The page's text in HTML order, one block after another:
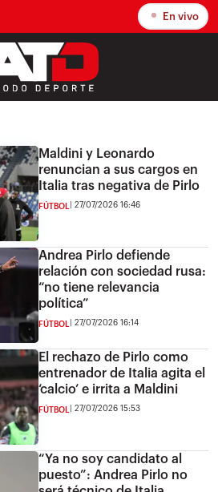
En vivo
Maldini y Leonardo
renuncian a sus cargos en
Italia tras negativa de Pirlo
FÚTBOL 27/07/2026 16:46
Andrea Pirlo defiende
relación con sociedad rusa:
“no tiene relevancia
política”
FÚTBOL 27/07/2026 16:14
El rechazo de Pirlo como
entrenador de Italia agita el
‘calcio’ e irrita a Maldini
FÚTBOL 27/07/2026 15:53
“Ya no soy candidato al
puesto”: Andrea Pirlo no